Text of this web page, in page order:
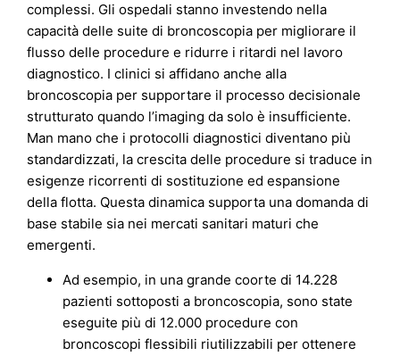
complessi. Gli ospedali stanno investendo nella
capacità delle suite di broncoscopia per migliorare il
flusso delle procedure e ridurre i ritardi nel lavoro
diagnostico. I clinici si affidano anche alla
broncoscopia per supportare il processo decisionale
strutturato quando l’imaging da solo è insufficiente.
Man mano che i protocolli diagnostici diventano più
standardizzati, la crescita delle procedure si traduce in
esigenze ricorrenti di sostituzione ed espansione
della flotta. Questa dinamica supporta una domanda di
base stabile sia nei mercati sanitari maturi che
emergenti.
Ad esempio, in una grande coorte di 14.228
pazienti sottoposti a broncoscopia, sono state
eseguite più di 12.000 procedure con
broncoscopi flessibili riutilizzabili per ottenere